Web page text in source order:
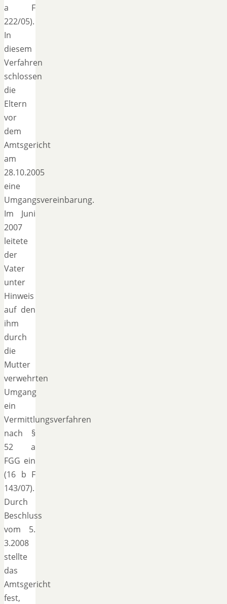
a F
222/05).
In
diesem
Verfahren
schlossen
die
Eltern
vor
dem
Amtsgericht
am
28.10.2005
eine
Umgangsvereinbarung.
Im Juni
2007
leitete
der
Vater
unter
Hinweis
auf den
ihm
durch
die
Mutter
verwehrten
Umgang
ein
Vermittlungsverfahren
nach §
52 a
FGG ein
(16 b F
143/07).
Durch
Beschluss
vom 5.
3.2008
stellte
das
Amtsgericht
fest,